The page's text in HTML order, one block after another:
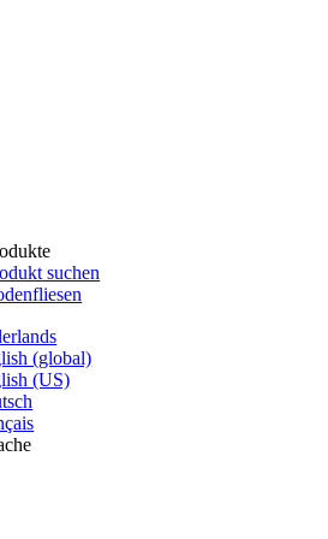
(global)
(US)
suchen